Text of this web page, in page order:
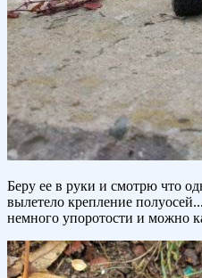
Беру ее в руки и смотрю что
вылетело крепление
немного упоротости и можно